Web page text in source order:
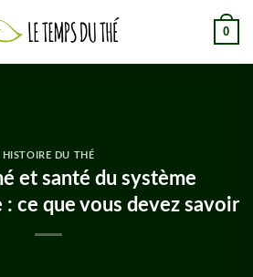
0
HISTOIRE DU THÉ
et santé du système
ce que vous devez savoir